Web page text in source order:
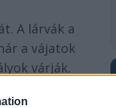
A lárvák a
a vájatok
várják.